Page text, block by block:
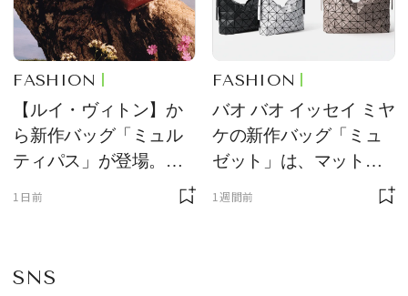
FASHION
【ルイ・ヴィトン】か
ら新作バッグ「ミュル
ティパス」が登場。ミ
ニサイズもラインナッ
1日前
FASHION
バオ バオ イッセイ ミヤ
ケの新作バッグ「ミュ
ゼット」は、マットな
1週間前
SNS